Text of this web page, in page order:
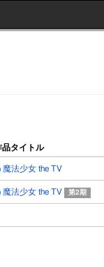
品タイトル
法少女 the TV
法少女 the TV 第2期